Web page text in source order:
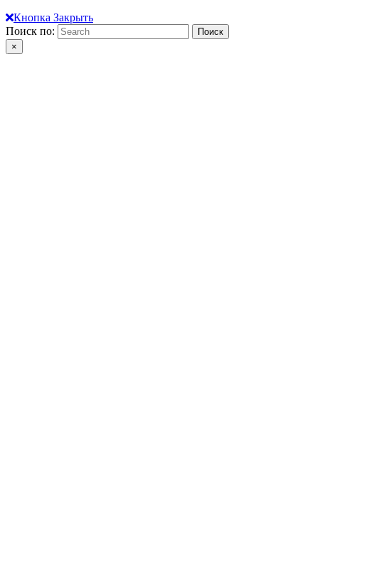
Кнопка Закрыть
Поиск по:
×